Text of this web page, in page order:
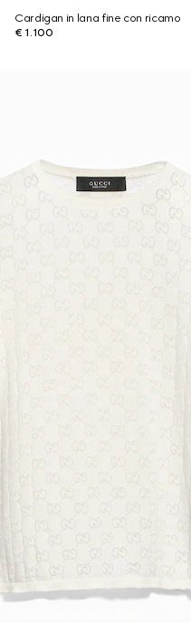
Cardigan in lana fine con ricamo
€ 1.100